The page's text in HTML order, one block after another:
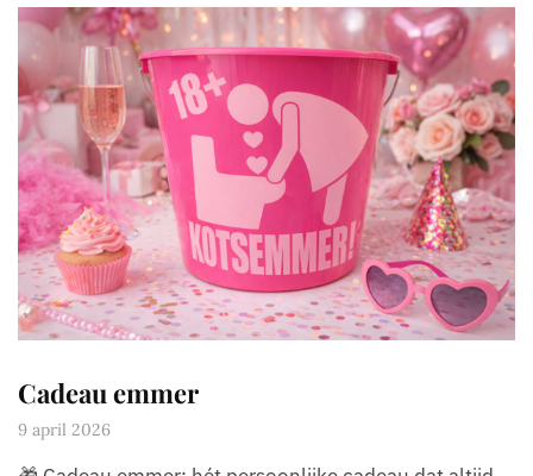
Cadeau emmer
9 april 2026